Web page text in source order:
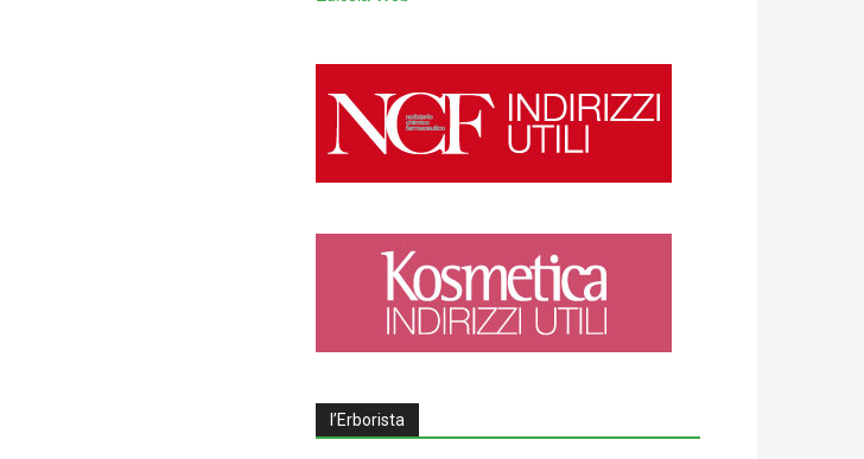
l’Erborista